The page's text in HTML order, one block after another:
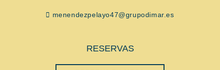
menendezpelayo47@grupodimar.es
RESERVAS